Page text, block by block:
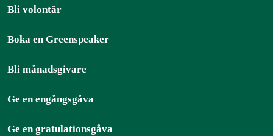
Bli volontär
Boka en Greenspeaker
Bli månadsgivare
Ge en engångsgåva
Ge en gratulationsgåva